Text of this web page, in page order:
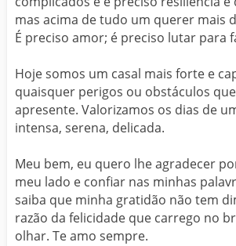
mas acima de tudo um querer mais
É preciso amor; é preciso lutar para
Hoje somos um casal mais forte e
quaisquer perigos ou obstáculos
apresente. Valorizamos os dias de
intensa, serena, delicada.
Meu bem, eu quero lhe agradecer
meu lado e confiar nas minhas
saiba que minha gratidão não tem
razão da felicidade que carrego no
olhar. Te amo sempre.